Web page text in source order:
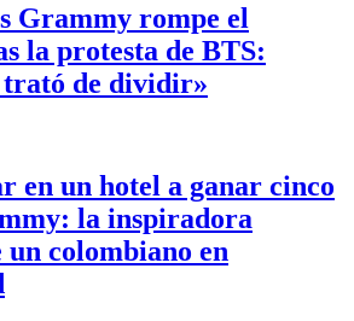
Grammy rompe el
la protesta de BTS:
trató de dividir»
en un hotel a ganar cinco
la inspiradora
colombiano en